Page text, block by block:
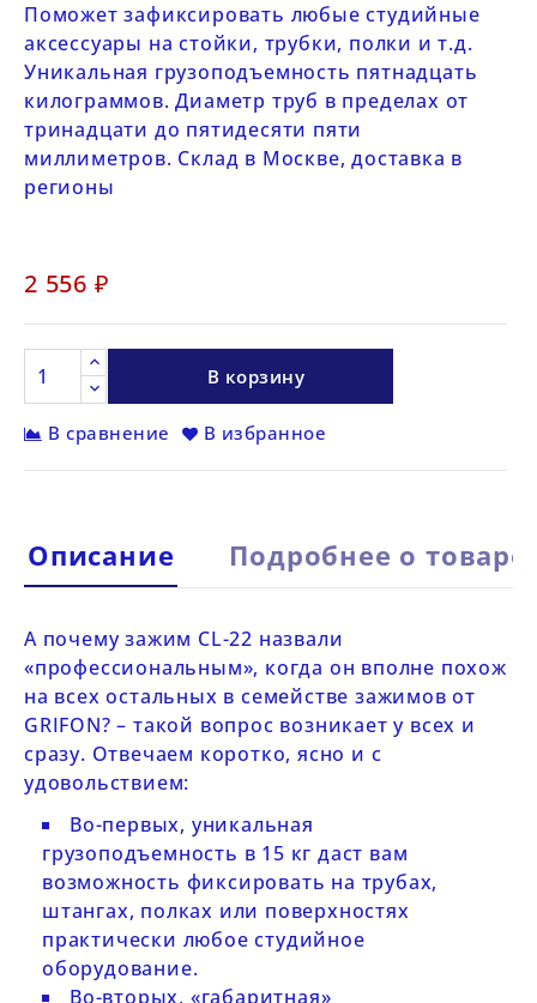
Поможет зафиксировать любые студийные
аксессуары на стойки, трубки, полки и т.д.
Уникальная грузоподъемность пятнадцать
килограммов. Диаметр труб в пределах от
тринадцати до пятидесяти пяти
миллиметров. Склад в Москве, доставка в
регионы
2 556 ₽
В корзину
В сравнение В избранное
Описание Подробнее о товаре
А почему зажим CL-22 назвали
«профессиональным», когда он вполне похож
на всех остальных в семействе зажимов от
GRIFON? – такой вопрос возникает у всех и
сразу. Отвечаем коротко, ясно и с
удовольствием:
Во-первых, уникальная
грузоподъемность в 15 кг даст вам
возможность фиксировать на трубах,
штангах, полках или поверхностях
практически любое студийное
оборудование.
Во-вторых, «габаритная»